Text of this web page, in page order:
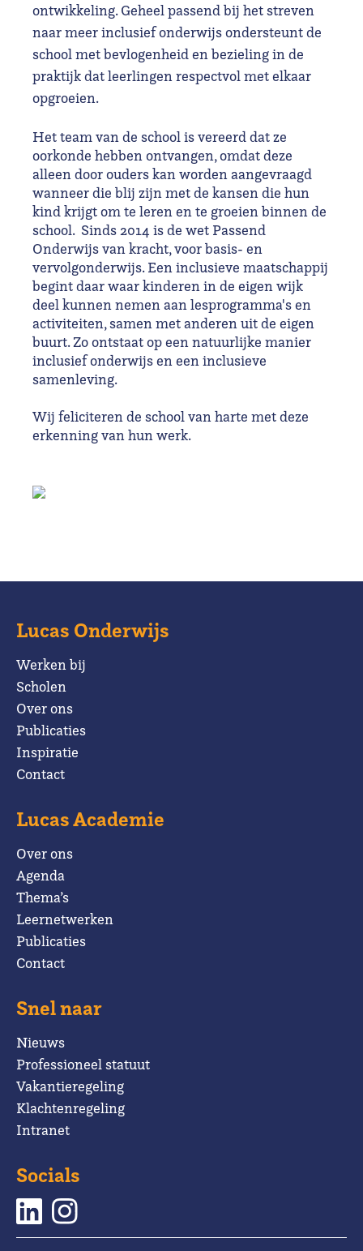
ontwikkeling. Geheel passend bij het streven
naar meer inclusief onderwijs ondersteunt de
school met bevlogenheid en bezieling in de
praktijk dat leerlingen respectvol met elkaar
opgroeien.
Het team van de school is vereerd dat ze
oorkonde hebben ontvangen, omdat deze
alleen door ouders kan worden aangevraagd
wanneer die blij zijn met de kansen die hun
kind krijgt om te leren en te groeien binnen de
school. Sinds 2014 is de wet Passend
Onderwijs van kracht, voor basis- en
vervolgonderwijs. Een inclusieve maatschappij
begint daar waar kinderen in de eigen wijk
deel kunnen nemen aan lesprogramma's en
activiteiten, samen met anderen uit de eigen
buurt. Zo ontstaat op een natuurlijke manier
inclusief onderwijs en een inclusieve
samenleving.
Wij feliciteren de school van harte met deze
erkenning van hun werk.
Lucas Onderwijs
Werken bij
Scholen
Over ons
Publicaties
Inspiratie
Contact
Lucas Academie
Over ons
Agenda
Thema’s
Leernetwerken
Publicaties
Contact
Snel naar
Nieuws
Professioneel statuut
Vakantieregeling
Klachtenregeling
Intranet
Socials